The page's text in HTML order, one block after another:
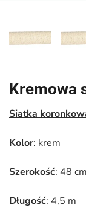
Kremowa
Siatka
Kolor: krem
Szerokość: 48 cm
Długość: 4,5 m